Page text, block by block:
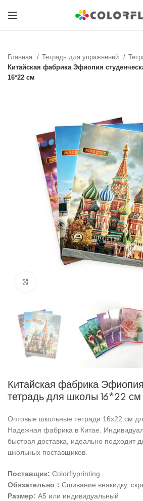
Главная Тетрадь для упражнений
Китайская фабрика Эфиопия
16*22 см
Китайская фабрика
тетрадь для школы 16*22 см
Оптовые школьные тетради 16x22 см
Надежная фабрика в Китае.
быстрая доставка, идеально подходит
школьных поставщиков.
Поставщик: Colorflyprinting
Обязательно： Сшивание внакидку,
Размер: A5 или индивидуальный